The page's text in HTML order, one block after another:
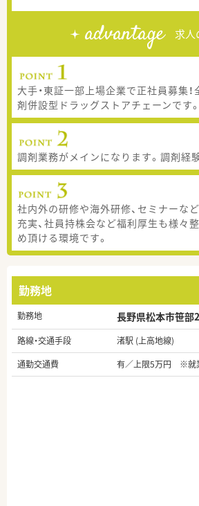
advantage 求人
大手・東証一部上場企業で正社員募集
剤併設型ドラッグストアチェーンです。
調剤業務がメインになります。調剤経
社内外の研修や海外研修、セミナーな
充実、社員持株会など福利厚生も様々
め頂ける環境です。
勤務地
勤務地 長野県松本市笹部
路線・交通手段
渚駅 (上高地線)
通勤交通費
有／上限5万円 ※就